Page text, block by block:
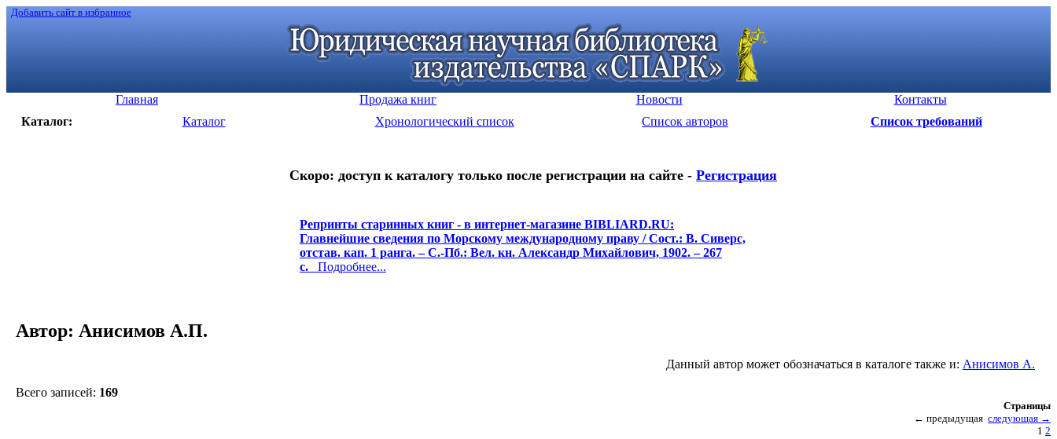
Добавить сайт в избранное
Главная Продажа книг Новости
Контакты
Каталог:
Каталог Хронологический список Список авторов Список требований
Скоро: доступ к каталогу только после регистрации на сайте - Регистрация
Репринты старинных книг - в интернет-магазине BIBLIARD.RU:
Главнейшие сведения по Морскому международному праву / Сост.: В. Сиверс,
отстав. кап. 1 ранга. – С.-Пб.: Вел. кн. Александр Михайлович, 1902. – 267
с. Подробнее...
Автор: Анисимов А.П.
Данный автор может обозначаться в каталоге также и: Анисимов А.
Всего записей: 169
Страницы
← предыдущая следующая →
1 2